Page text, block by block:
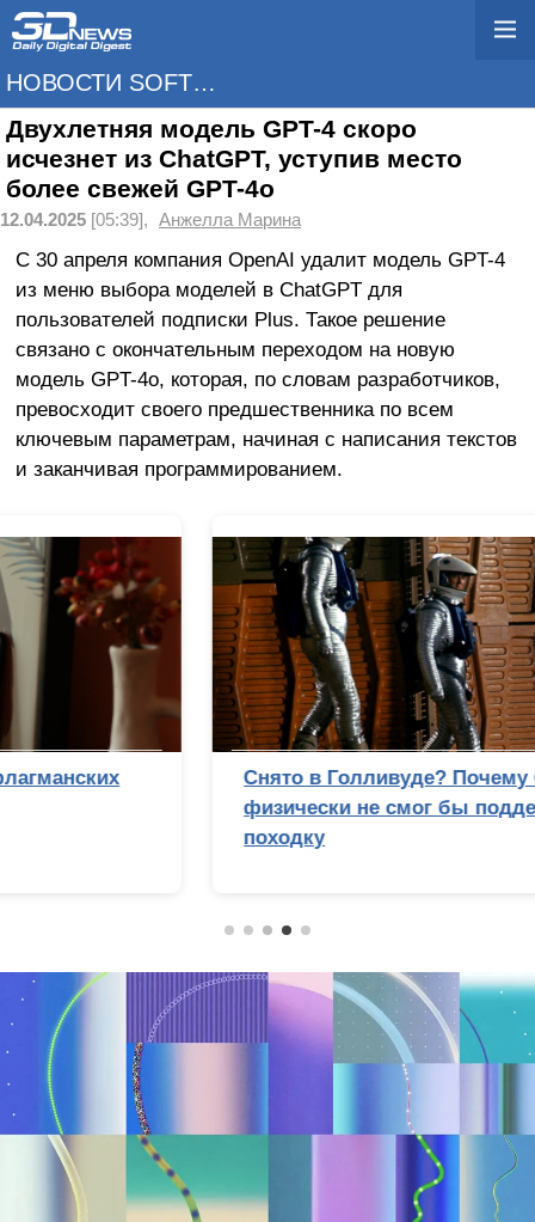
НОВОСТИ SOFTWARE
Двухлетняя модель GPT-4 скоро
исчезнет из ChatGPT, уступив место
более свежей GPT-4o
12.04.2025 [05:39], Анжелла Марина
С 30 апреля компания OpenAI удалит модель GPT-4
из меню выбора моделей в ChatGPT для
пользователей подписки Plus. Такое решение
связано с окончательным переходом на новую
модель GPT-4o, которая, по словам разработчиков,
превосходит своего предшественника по всем
ключевым параметрам, начиная с написания текстов
и заканчивая программированием.
Снято в Голливуде? Почему Стэнли Кубрик
физически не смог бы подделать лунную